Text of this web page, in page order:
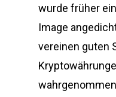
wurde früher
Image
vereinen guten